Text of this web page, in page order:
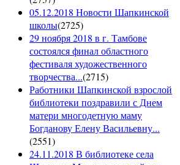
05.12.2018 Новости Шапкинской
школы(2725)
29 ноября 2018 в г. Тамбове
состоялся финал областного
фестиваля художественного
творчества...(2715)
Работники Шапкинской взрослой
библиотеки поздравили с Днем
матери многодетную маму
Богданову Елену Васильевну...
(2551)
24.11.2018 В библиотеке села